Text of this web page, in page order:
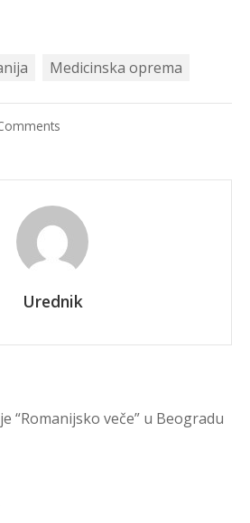
Medicinska oprema
zdravlja
u
Sokocu
Han
Pijesku
Urednik
“Romanijsko veče” u Beogradu